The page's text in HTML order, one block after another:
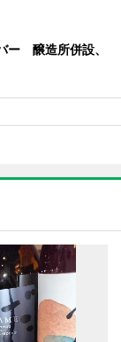
ー 醸造所併設、